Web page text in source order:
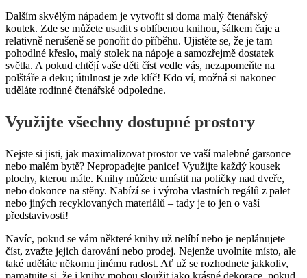
Dalším skvělým nápadem je vytvořit si doma malý čtenářský
koutek. Zde se můžete usadit s oblíbenou knihou, šálkem čaje a
relativně nerušeně se ponořit do příběhu. Ujistěte se, že je tam
pohodlné křeslo, malý stolek na nápoje a samozřejmě dostatek
světla. A pokud chtějí vaše děti číst vedle vás, nezapomeňte na
polštáře a deku; útulnost je zde klíč! Kdo ví, možná si nakonec
uděláte rodinné čtenářské odpoledne.
Využijte všechny dostupné prostory
Nejste si jisti, jak maximalizovat prostor ve vaší malebné garsonce
nebo malém bytě? Nepropadejte panice! Využijte každý kousek
plochy, kterou máte. Knihy můžete umístit na poličky nad dveře,
nebo dokonce na stěny. Nabízí se i výroba vlastních regálů z palet
nebo jiných recyklovaných materiálů – tady je to jen o vaší
představivosti!
Navíc, pokud se vám některé knihy už nelíbí nebo je neplánujete
číst, zvažte jejich darování nebo prodej. Nejenže uvolníte místo, ale
také uděláte někomu jinému radost. Ať už se rozhodnete jakkoliv,